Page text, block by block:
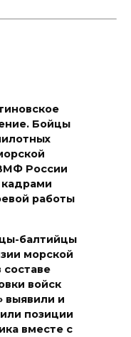
Бойцы
России
работы
балтийцы
морской
составе
войск
выявили и
позиции
вместе с